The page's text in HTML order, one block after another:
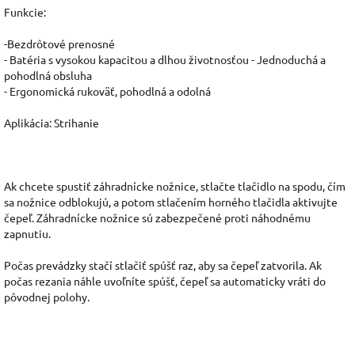
Funkcie:
-Bezdrôtové prenosné
- Batéria s vysokou kapacitou a dlhou životnosťou - Jednoduchá a
pohodlná obsluha
- Ergonomická rukoväť, pohodlná a odolná
Aplikácia: Strihanie
Ak chcete spustiť záhradnícke nožnice, stlačte tlačidlo na spodu, čím
sa nožnice odblokujú, a potom stlačením horného tlačidla aktivujte
čepeľ. Záhradnícke nožnice sú zabezpečené proti náhodnému
zapnutiu.
Počas prevádzky stačí stlačiť spúšť raz, aby sa čepeľ zatvorila. Ak
počas rezania náhle uvoľníte spúšť, čepeľ sa automaticky vráti do
pôvodnej polohy.